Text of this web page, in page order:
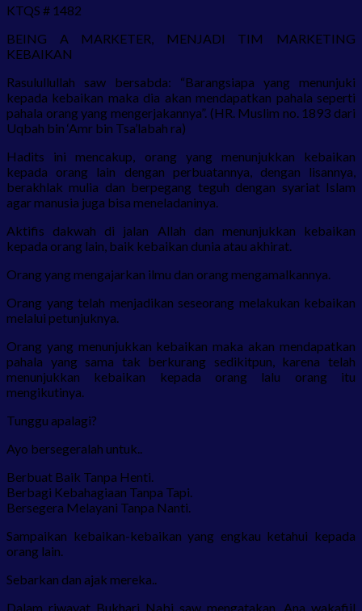
KTQS # 1482
BEING A MARKETER, MENJADI TIM MARKETING
KEBAIKAN
Rasulullullah saw bersabda: “Barangsiapa yang menunjuki
kepada kebaikan maka dia akan mendapatkan pahala seperti
pahala orang yang mengerjakannya”. (HR. Muslim no. 1893 dari
Uqbah bin ‘Amr bin Tsa’labah ra)
Hadits ini mencakup, orang yang menunjukkan kebaikan
kepada orang lain dengan perbuatannya, dengan lisannya,
berakhlak mulia dan berpegang teguh dengan syariat Islam
agar manusia juga bisa meneladaninya.
Aktifis dakwah di jalan Allah dan menunjukkan kebaikan
kepada orang lain, baik kebaikan dunia atau akhirat.
Orang yang mengajarkan ilmu dan orang mengamalkannya.
Orang yang telah menjadikan seseorang melakukan kebaikan
melalui petunjuknya.
Orang yang menunjukkan kebaikan maka akan mendapatkan
pahala yang sama tak berkurang sedikitpun, karena telah
menunjukkan kebaikan kepada orang lalu orang itu
mengikutinya.
Tunggu apalagi?
Ayo bersegeralah untuk..
Berbuat Baik Tanpa Henti.
Berbagi Kebahagiaan Tanpa Tapi.
Bersegera Melayani Tanpa Nanti.
Sampaikan kebaikan-kebaikan yang engkau ketahui kepada
orang lain.
Sebarkan dan ajak mereka..
Dalam riwayat Bukhari Nabi saw mengatakan, Ana wakafiil